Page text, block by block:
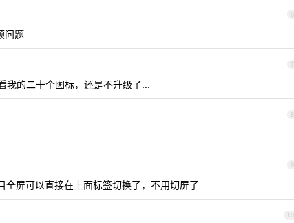
6
问题
7
我的二十个图标，还是不升级了...
8
9
屏可以直接在上面标签切换了，不用切屏了
10